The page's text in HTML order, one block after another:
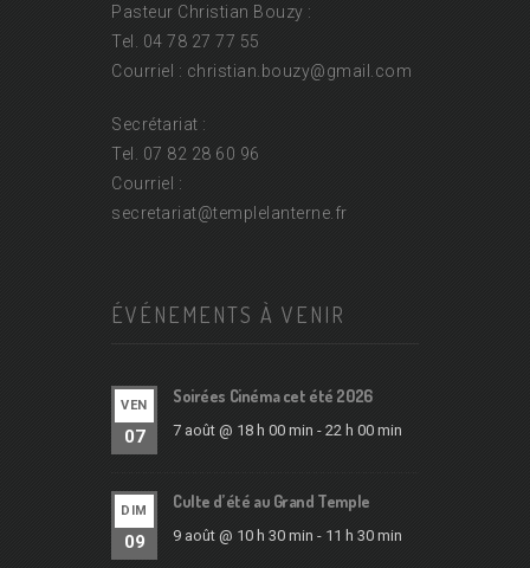
Pasteur Christian Bouzy :
Tel. 04 78 27 77 55
Courriel : christian.bouzy@gmail.com
Secrétariat :
Tel. 07 82 28 60 96
Courriel :
secretariat@templelanterne.fr
ÉVÉNEMENTS À VENIR
VEN
07
Soirées Cinéma cet été 2026
7 août @ 18 h 00 min - 22 h 00 min
DIM
09
Culte d’été au Grand Temple
9 août @ 10 h 30 min - 11 h 30 min